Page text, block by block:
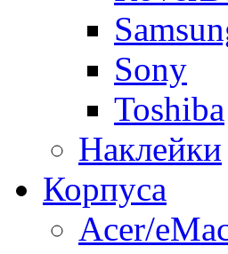
Sony
Toshiba
Наклейки
Корпуса
Acer/